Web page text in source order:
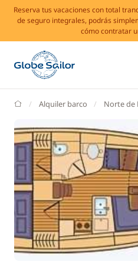
Reserva tus vacaciones con total
de seguro integrales, podrás
cómo contratar
GlobeSailor
Alquiler barco Norte de